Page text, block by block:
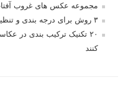
مجموعه عکس های غروب
۳ روش برای درجه بندی و تنظیم دقیق رنگ در فتوشاپ
۲۰ تکنیک ترکیب بندی در
کنند